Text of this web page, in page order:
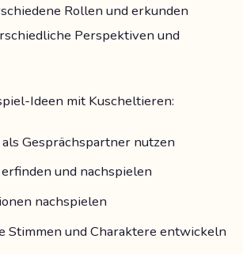
Rollen und erkunden
Perspektiven und
Ideen mit Kuscheltieren:
Gesprächspartner nutzen
und nachspielen
nachspielen
Stimmen und Charaktere entwickeln